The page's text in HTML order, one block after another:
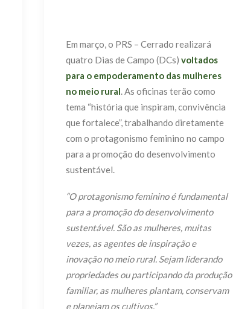
Em março, o PRS – Cerrado realizará
quatro Dias de Campo (DCs) voltados
para o empoderamento das mulheres
no meio rural. As oficinas terão como
tema “história que inspiram, convivência
que fortalece”, trabalhando diretamente
com o protagonismo feminino no campo
para a promoção do desenvolvimento
sustentável.
“O protagonismo feminino é fundamental
para a promoção do desenvolvimento
sustentável. São as mulheres, muitas
vezes, as agentes de inspiração e
inovação no meio rural. Sejam liderando
propriedades ou participando da produção
familiar, as mulheres plantam, conservam
e planejam os cultivos.”